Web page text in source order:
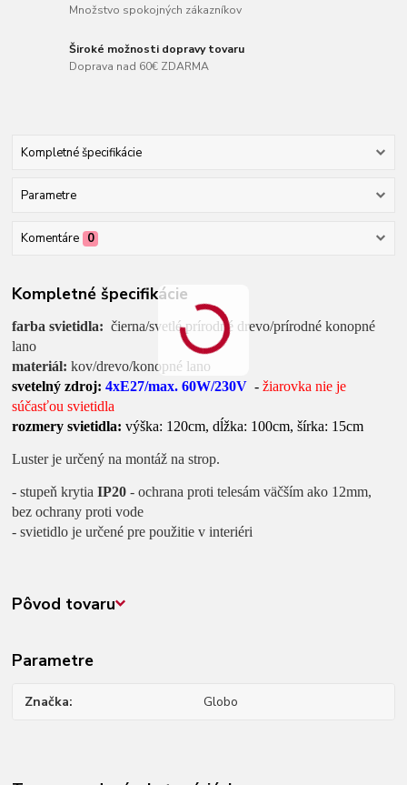
Množstvo spokojných zákazníkov
Široké možnosti dopravy tovaru
Doprava nad 60€ ZDARMA
Kompletné špecifikácie
Parametre
Komentáre 0
Kompletné špecifikácie
farba svietidla: čierna/svetlé prírodné drevo/prírodné konopné
lano
materiál: kov/drevo/konopné lano
svetelný zdroj:4xE27/max. 60W/230V -žiarovka nie je
súčasťou svietidla
rozmery svietidla: výška: 120cm, dĺžka: 100cm, šírka: 15cm
Luster je určený na montáž na strop.
- stupeň krytiaIP20 - ochrana proti telesám väčším ako 12mm,
bez ochrany proti vode
- svietidlo je určené pre použitie v interiéri
Pôvod tovaru
Parametre
Značka Globo